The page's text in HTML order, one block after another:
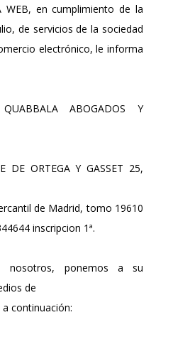
WEB, en cumplimiento de la
de servicios de la sociedad
electrónico, le informa
ABOGADOS Y
DE ORTEGA Y GASSET 25,
de Madrid, tomo 19610
inscripcion 1ª.
nosotros, ponemos a su
de
continuación: